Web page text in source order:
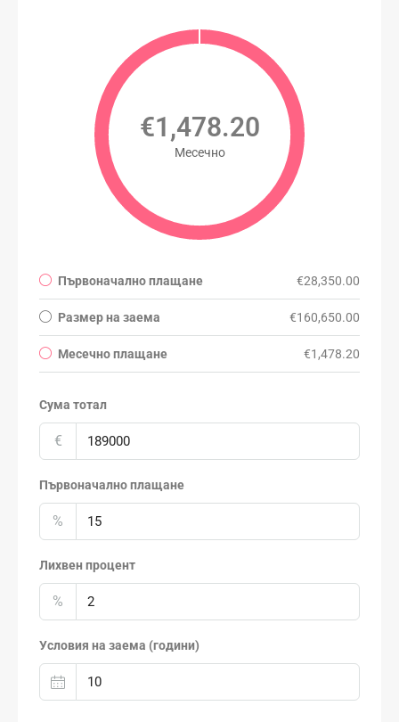
€1,478.20
Месечно
Първоначално плащане €28,350.00
Размер на заема €160,650.00
Месечно плащане €1,478.20
Сума тотал
€
Първоначално плащане
%
Лихвен процент
%
Условия на заема (години)